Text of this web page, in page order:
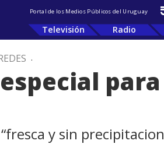
Portal de los Medios Públicos del Uruguay
Televisión Radio
.
y sin